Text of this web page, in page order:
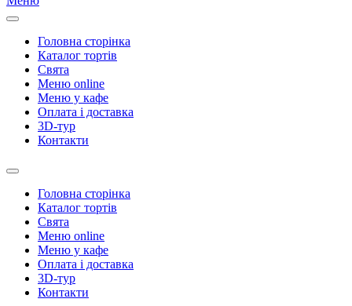
Головна сторінка
Каталог тортів
Свята
Меню online
Меню у кафе
Оплата і доставка
3D-тур
Контакти
Головна сторінка
Каталог тортів
Свята
Меню online
Меню у кафе
Оплата і доставка
3D-тур
Контакти